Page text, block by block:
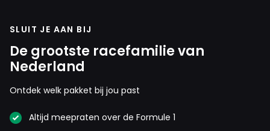
SLUIT JE AAN BIJ
De grootste racefamilie van
Nederland
Ontdek welk pakket bij jou past
Altijd meepraten over de Formule 1